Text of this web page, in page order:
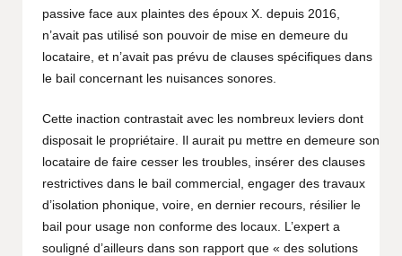
passive face aux plaintes des époux X. depuis 2016,
n’avait pas utilisé son pouvoir de mise en demeure du
locataire, et n’avait pas prévu de clauses spécifiques dans
le bail concernant les nuisances sonores.
Cette inaction contrastait avec les nombreux leviers dont
disposait le propriétaire. Il aurait pu mettre en demeure son
locataire de faire cesser les troubles, insérer des clauses
restrictives dans le bail commercial, engager des travaux
d’isolation phonique, voire, en dernier recours, résilier le
bail pour usage non conforme des locaux. L’expert a
souligné d’ailleurs dans son rapport que « des solutions